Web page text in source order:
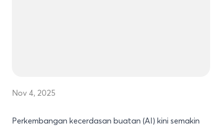
Nov 4, 2025
Perkembangan kecerdasan buatan (AI) kini semakin